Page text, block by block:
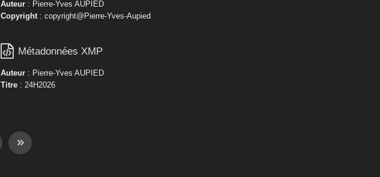
Auteur : Pierre-Yves AUPIED
Copyright : copyright@Pierre-Yves-Aupied
 Métadonnées XMP
Auteur : Pierre-Yves AUPIED
Titre : 24H2026